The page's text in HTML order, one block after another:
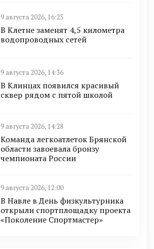
9 августа 2026, 16:23
В Клетне заменят 4,5 километра
водопроводных сетей
9 августа 2026, 14:36
В Клинцах появился красивый
сквер рядом с пятой школой
9 августа 2026, 14:28
Команда легкоатлеток Брянской
области завоевала бронзу
чемпионата России
9 августа 2026, 12:00
В Навле в День физкультурника
открыли спортплощадку проекта
«Поколение Спортмастер»